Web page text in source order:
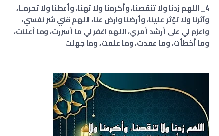
4_ اللهم زدنا ولا تنقصنا، وأكرمنا ولا تهنا، وأعطنا ولا تحرمنا،
وآثرنا ولا تؤثر علينا، وأرضنا وارض عنا، اللهم قني شر نفسي،
واعزم لي على أرشد أمري، اللهم اغفر لي ما أسررت، وما أعلنت،
وما أخطأت، وما عمدت، وما علمت، وما جهلت